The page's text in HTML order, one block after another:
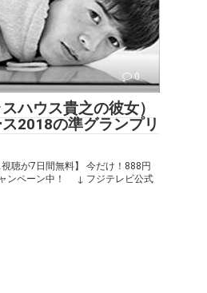
0
ハウス貴之の彼女）
2018の準グランプリ
視聴が7日間無料】 今だけ！888円
ンペーン中！ ↓ フジテレビ公式